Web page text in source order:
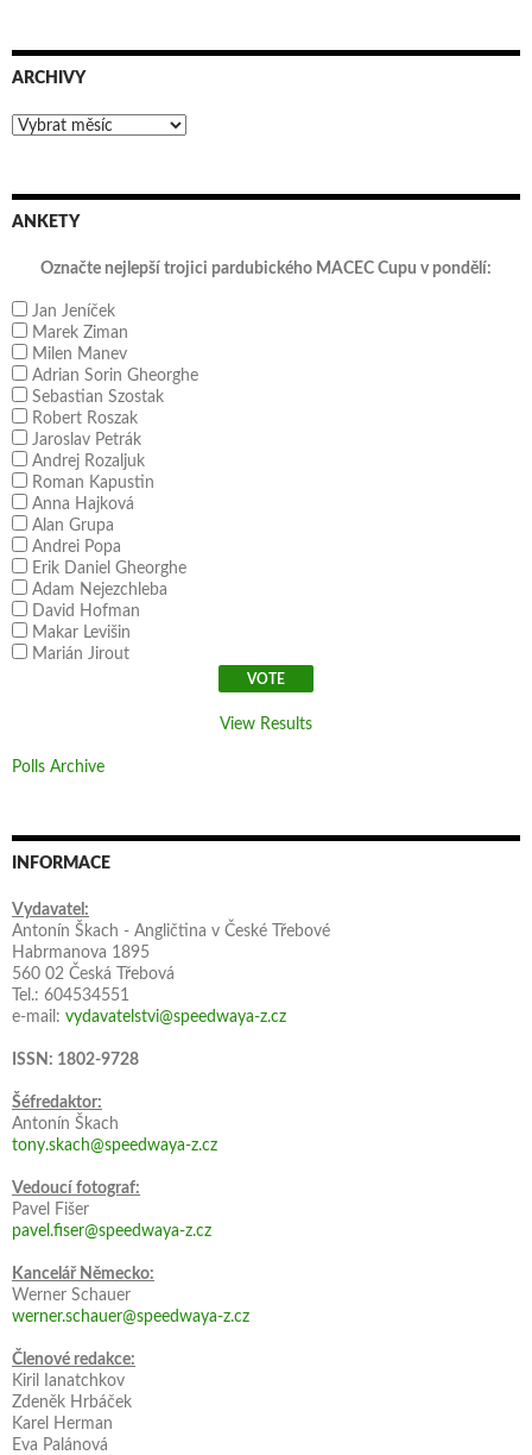
ARCHIVY
Archivy
ANKETY
Označte nejlepší trojici pardubického MACEC Cupu v pondělí:
Jan Jeníček
Marek Ziman
Milen Manev
Adrian Sorin Gheorghe
Sebastian Szostak
Robert Roszak
Jaroslav Petrák
Andrej Rozaljuk
Roman Kapustin
Anna Hajková
Alan Grupa
Andrei Popa
Erik Daniel Gheorghe
Adam Nejezchleba
David Hofman
Makar Levišin
Marián Jirout
View Results
Polls Archive
INFORMACE
Vydavatel:
Antonín Škach - Angličtina v České Třebové
Habrmanova 1895
560 02 Česká Třebová
Tel.: 604534551
e-mail: vydavatelstvi@speedwaya-z.cz
ISSN: 1802-9728
Šéfredaktor:
Antonín Škach
tony.skach@speedwaya-z.cz
Vedoucí fotograf:
Pavel Fišer
pavel.fiser@speedwaya-z.cz
Kancelář Německo:
Werner Schauer
werner.schauer@speedwaya-z.cz
Členové redakce:
Kiril Ianatchkov
Zdeněk Hrbáček
Karel Herman
Eva Palánová